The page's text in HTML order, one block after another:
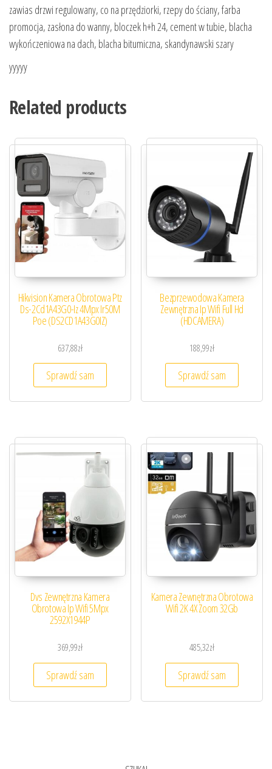
zawias drzwi regulowany, co na przędziorki, rzepy do ściany, farba
promocja, zasłona do wanny, bloczek h+h 24, cement w tubie, blacha
wykończeniowa na dach, blacha bitumiczna, skandynawski szary
yyyyy
Related products
Hikvision Kamera Obrotowa Ptz
Ds-2Cd1A43G0-Iz 4Mpx Ir50M
Poe (DS2CD1A43G0IZ)
637,88zł
Sprawdź sam
Bezprzewodowa Kamera
Zewnętrzna Ip Wifi Full Hd
(HDCAMERA)
188,99zł
Sprawdź sam
Dvs Zewnętrzna Kamera
Obrotowa Ip Wifi 5Mpx
2592X1944P
369,99zł
Sprawdź sam
Kamera Zewnętrzna Obrotowa
Wifi 2K 4X Zoom 32Gb
485,32zł
Sprawdź sam